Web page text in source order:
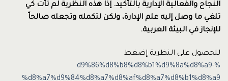
النجاح والفعالية الإدارية بالتأكيد. إذا هذه النظرية لم تأت كي
تلغي ما وصل إليه علم الإدارة، ولكن لتكمله وتجعله صالحاً
للإنجاز في البيئة العربية.
للحصول على النظرية إضغط
%d9%86%d8%b8%d8%b1%d9%8a%d8%a9-
%d8%a7%d9%84%d8%a7%d8%af%d8%a7%d8%b1%d8%a9